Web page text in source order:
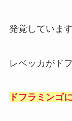
発覚しています
レベッカがド
ドフラミンゴ